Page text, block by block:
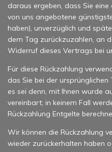
daraus ergeben, dass Sie
von uns angebotene
haben), unverzüglich und
dem Tag zurückzuzahlen, an
Widerruf dieses Vertrags bei
Für diese Rückzahlung
das Sie bei der
es sei denn, mit Ihnen wurde
vereinbart; in keinem Fall
Rückzahlung Entgelte
Wir können die Rückzahlung
wieder zurückerhalten haben